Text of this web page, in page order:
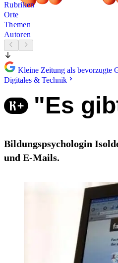
Rubriken
Orte
Themen
Autoren
Kleine Zeitung als bevorzugte
Digitales & Technik
"Es
Bildungspsychologin
und E-Mails.